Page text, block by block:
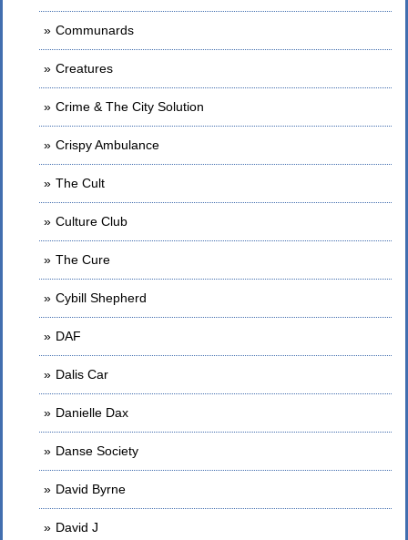
Communards
Creatures
Crime & The City Solution
Crispy Ambulance
The Cult
Culture Club
The Cure
Cybill Shepherd
DAF
Dalis Car
Danielle Dax
Danse Society
David Byrne
David J